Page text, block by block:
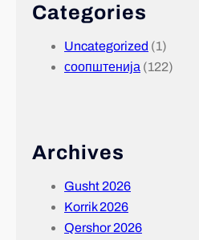
Categories
Uncategorized (1)
соопштенија (122)
Archives
Gusht 2026
Korrik 2026
Qershor 2026